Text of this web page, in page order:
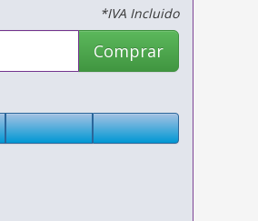
*IVA Incluido
Comprar